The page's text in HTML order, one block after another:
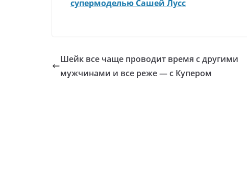
супермоделью Сашей Лусс
Шейк все чаще проводит время с другими
мужчинами и все реже — с Купером